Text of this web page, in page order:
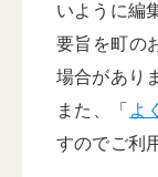
いように編
要旨を町の
場合があり
また、「 よ
すのでご利